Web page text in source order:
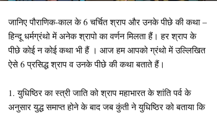
जानिए पौराणिक-काल के 6 चर्चित श्राप और उनके पीछे की कथा –
हिन्दू धर्मग्रंथो में अनेक श्रापो का वर्णन मिलता हैं। हर श्राप के
पीछे कोई न कोई कथा भी हैं । आज हम आपको ग्रंथो में उल्लिखित
ऐसे 6 प्रसिद्ध श्राप व उनके पीछे की कथा बताते हैं।
1. युधिष्ठिर का स्त्री जाति को श्राप महाभारत के शांति पर्व के
अनुसार युद्ध समाप्त होने के बाद जब कुंती ने युधिष्ठिर को बताया कि